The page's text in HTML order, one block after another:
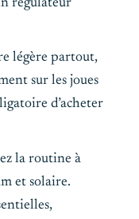
légère partout,
sur les joues
d’acheter
la routine à
et solaire.